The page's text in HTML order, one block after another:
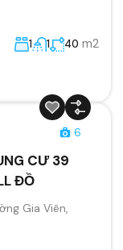
1 1 40 m2
6
CƯ 39
ĐỒ
Gia Viên,